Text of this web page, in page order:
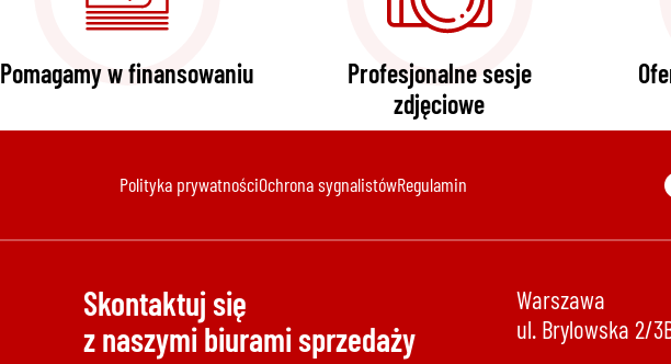
Pomagamy w finansowaniu
Profesjonalne sesje
zdjęciowe
Polityka prywatnościOchrona sygnalistówRegulamin
Skontaktuj się
z naszymi biurami sprzedaży
Warszawa
ul. Brylowska 2/